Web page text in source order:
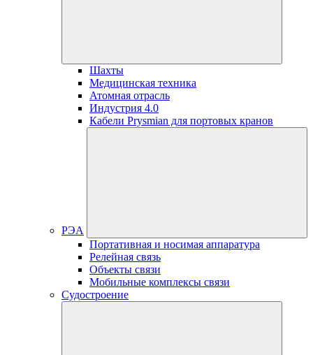
Шахты
Медицинская техника
Атомная отрасль
Индустрия 4.0
Кабели Prysmian для портовых кранов
РЭА
Портативная и носимая аппаратура
Релейная связь
Объекты связи
Мобильные комплексы связи
Судостроение